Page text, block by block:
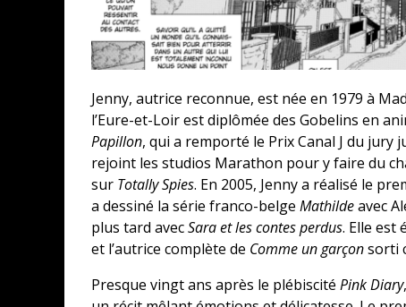
Jenny, autrice reconnue, est née en 1979 à
l’Eure-et-Loir est diplômée des Gobelins en
Papillon, qui a remporté le Prix Canal J du jury
rejoint les studios Marathon pour y faire du
sur Totally Spies. En 2005, Jenny a réalisé le
a dessiné la série franco-belge Mathildeavec
plus tard avecSara et les contes perdus. Elle est
et l’autrice complète de Comme un garçonsorti
Presque vingt ans après le plébiscité Pink Diary